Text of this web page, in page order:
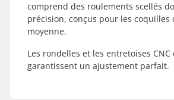
comprend des roulements scellés
précision, conçus pour les coquilles
moyenne.
Les rondelles et les entretoises CNC
garantissent un ajustement parfait.